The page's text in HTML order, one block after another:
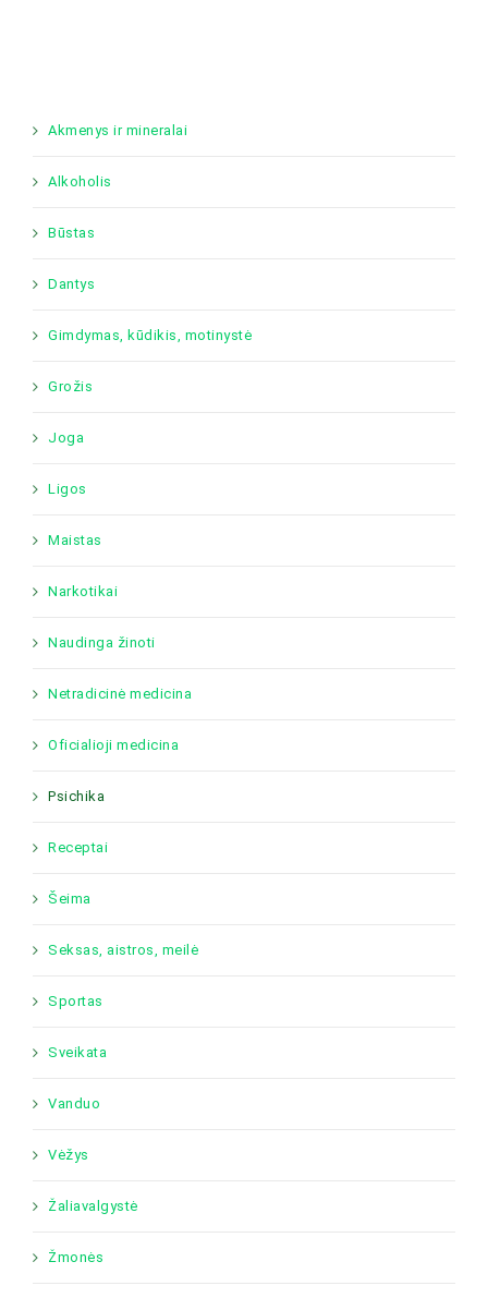
Akmenys ir mineralai
Alkoholis
Būstas
Dantys
Gimdymas, kūdikis, motinystė
Grožis
Joga
Ligos
Maistas
Narkotikai
Naudinga žinoti
Netradicinė medicina
Oficialioji medicina
Psichika
Receptai
Šeima
Seksas, aistros, meilė
Sportas
Sveikata
Vanduo
Vėžys
Žaliavalgystė
Žmonės